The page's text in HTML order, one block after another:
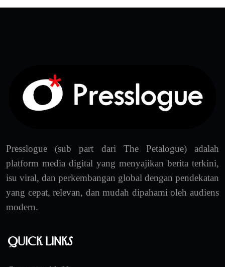
Presslogue (sub part dari The Petalogue) adalah
platform media digital yang menyajikan berita terkini,
isu viral, dan perkembangan global dengan pendekatan
yang cepat, relevan, dan mudah dipahami oleh audiens
modern.
Quick Links